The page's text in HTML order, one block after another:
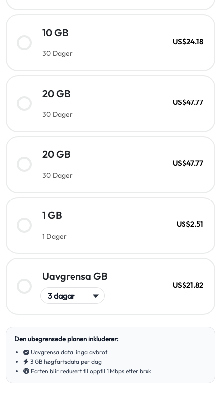
10 GB
30 Dager
US$24.18
20 GB
30 Dager
US$47.77
20 GB
30 Dager
US$47.77
1 GB
1 Dager
US$2.51
Uavgrensa GB
US$21.82
Den ubegrensede planen inkluderer:
Uavgrensa data, inga avbrot
3 GB høgfartsdata per dag
Farten blir redusert til opptil 1 Mbps etter bruk